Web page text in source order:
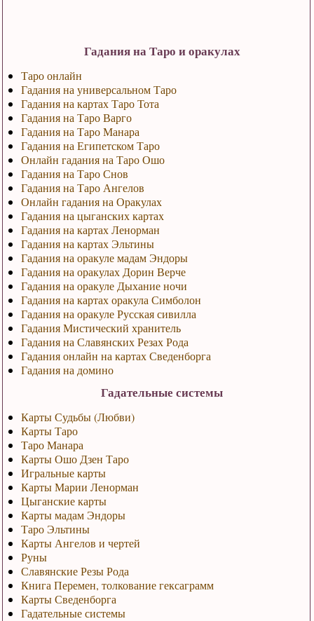
Гадания на Таро и оракулах
Таро онлайн
Гадания на универсальном Таро
Гадания на картах Таро Тота
Гадания на Таро Варго
Гадания на Таро Манара
Гадания на Египетском Таро
Онлайн гадания на Таро Ошо
Гадания на Таро Снов
Гадания на Таро Ангелов
Онлайн гадания на Оракулах
Гадания на цыганских картах
Гадания на картах Ленорман
Гадания на картах Эльтины
Гадания на оракуле мадам Эндоры
Гадания на оракулах Дорин Верче
Гадания на оракуле Дыхание ночи
Гадания на картах оракула Симболон
Гадания на оракуле Русская сивилла
Гадания Мистический хранитель
Гадания на Славянских Резах Рода
Гадания онлайн на картах Сведенборга
Гадания на домино
Гадательные системы
Карты Судьбы (Любви)
Карты Таро
Таро Манара
Карты Ошо Дзен Таро
Игральные карты
Карты Марии Ленорман
Цыганские карты
Карты мадам Эндоры
Таро Эльтины
Карты Ангелов и чертей
Руны
Славянские Резы Рода
Книга Перемен, толкование гексаграмм
Карты Сведенборга
Гадательные системы